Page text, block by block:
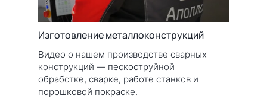
Изготовление металлоконструкций
Видео о нашем производстве сварных
конструкций — пескоструйной
обработке, сварке, работе станков и
порошковой покраске.